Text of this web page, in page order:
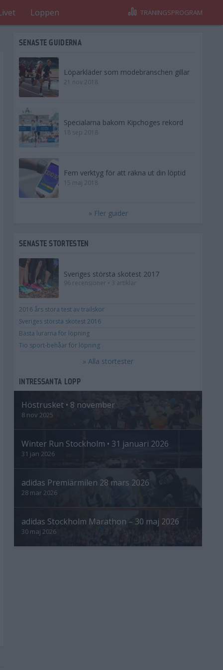
Loppen TRÄNINGSPROGRAM
SENASTE GUIDERNA
Löparkläder som modebranschen gillar
21 nov 2018
Specialarna bakom Kipchoges rekord
18 sep 2018
Fem verktyg för att räkna ut din löptid
15 maj 2018
» Fler guider
SENASTE STORTESTEN
Sveriges största skotest 2017
96 recensioner • 3 artiklar
2016 års stora test av trailskor
Sveriges största skotest 2016
Bästa lurarna för löpning
Tio sport-behåar för löpning
» Alla stortester
INTRESSANTA LOPP
Höstrusket • 8 november
8 nov 2025
Winter Run Stockholm • 31 januari 2026
31 jan 2026
adidas Premiärmilen 28 mars 2026
28 mar 2026
adidas Stockholm Marathon – 30 maj 2026
30 maj 2026